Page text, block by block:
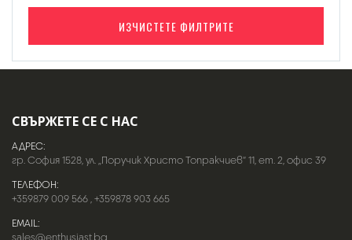
ИЗЧИСТЕТЕ ФИЛТРИТЕ
СВЪРЖЕТЕ СЕ С НАС
АДРЕС:
гр. София 1528, ул. „Поручик Христо Топракчиев“ 11, ет. 2, офис 39
ТЕЛЕФОН:
+359879 009 566,+359878 903 665
EMAIL:
sales@enthusiast.bg